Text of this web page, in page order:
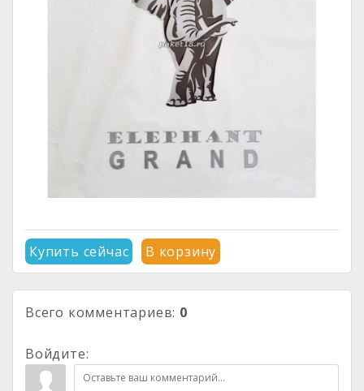
Купить сейчас В корзину
Всего комментариев: 0
Войдите: